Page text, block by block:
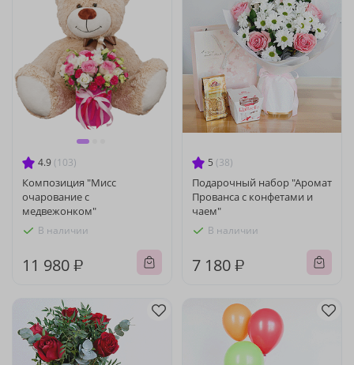
4.9 (103)
Композиция "Мисс
очарование с
медвежонком"
В наличии
11 980 ₽
5 (38)
Подарочный набор "Аромат
Прованса с конфетами и
чаем"
В наличии
7 180 ₽